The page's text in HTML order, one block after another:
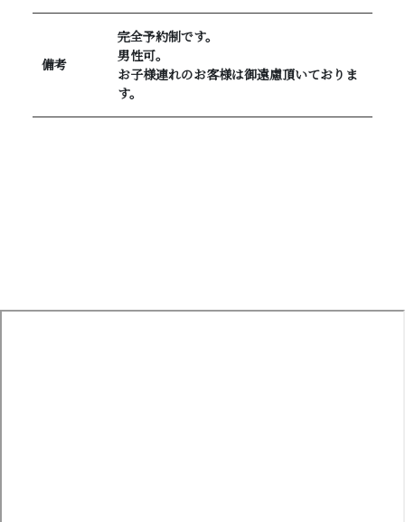
備考
完全予約制です。
男性可。
​​​​​​​お子様連れのお客様は御遠慮頂いておりま
す。